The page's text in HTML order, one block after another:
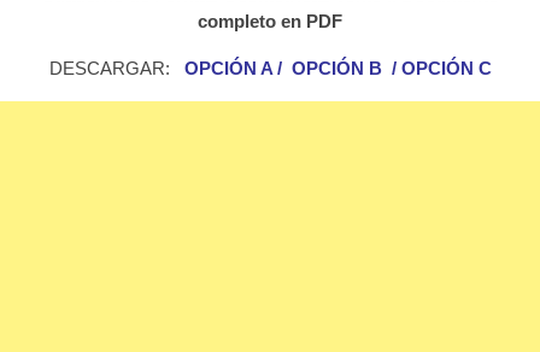
completo en PDF
DESCARGAR: OPCIÓN A/ OPCIÓN B/ OPCIÓN C